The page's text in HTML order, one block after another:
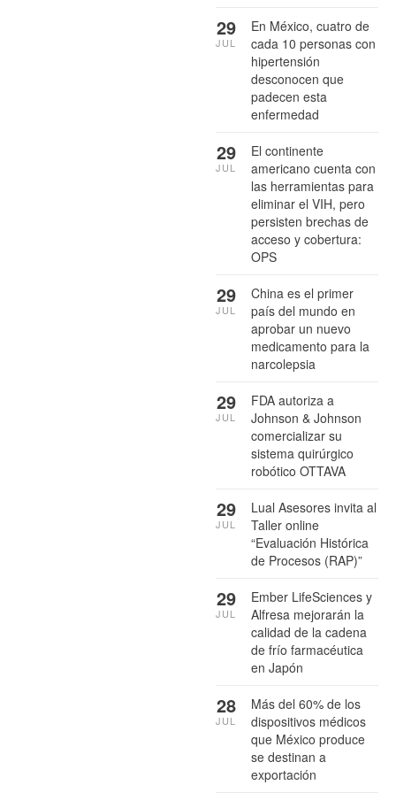
En México, cuatro de
cada 10 personas con
hipertensión
desconocen que
padecen esta
enfermedad
29
JUL
El continente
americano cuenta con
las herramientas para
eliminar el VIH, pero
persisten brechas de
acceso y cobertura:
OPS
29
JUL
China es el primer
país del mundo en
aprobar un nuevo
medicamento para la
narcolepsia
29
JUL
FDA autoriza a
Johnson & Johnson
comercializar su
sistema quirúrgico
robótico OTTAVA
29
JUL
Lual Asesores invita al
Taller online
“Evaluación Histórica
de Procesos (RAP)”
29
JUL
Ember LifeSciences y
Alfresa mejorarán la
calidad de la cadena
de frío farmacéutica
en Japón
29
JUL
Más del 60% de los
dispositivos médicos
que México produce
se destinan a
exportación
28
JUL